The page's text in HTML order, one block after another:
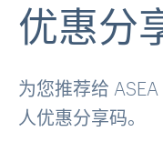
优惠分
为您推荐给
人优惠分享码。